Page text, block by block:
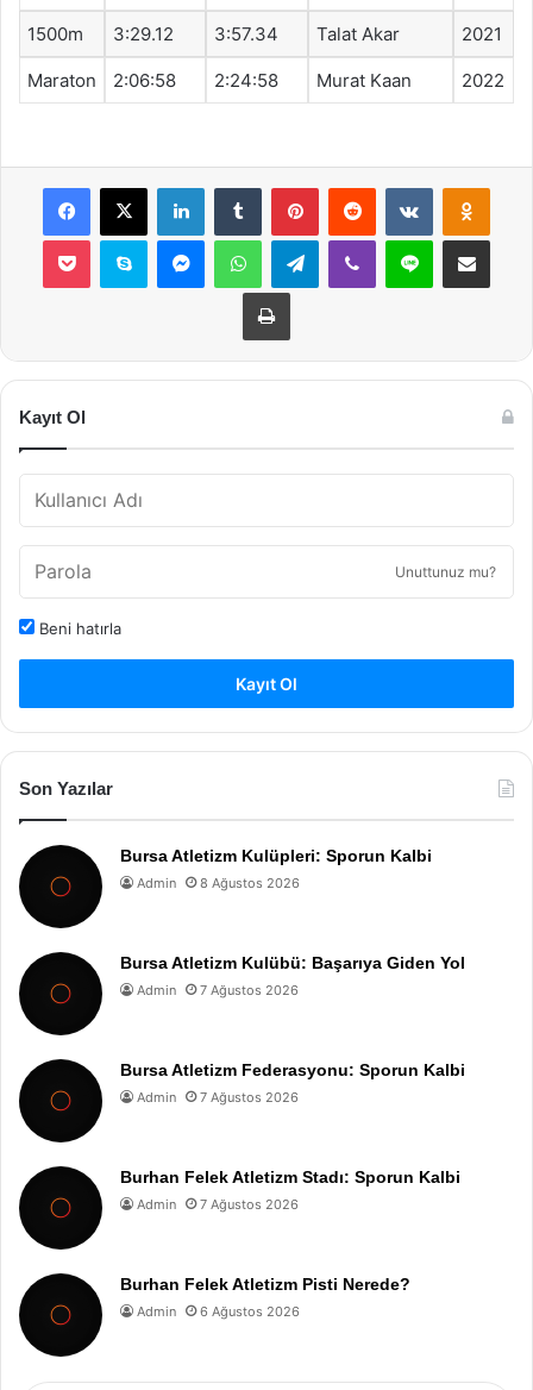
1500m 3:29.12 3:57.34 Talat Akar 2021
Maraton 2:06:58 2:24:58 Murat Kaan 2022
Facebook
X LinkedInTumblr PinterestReddit VKontakte
Pocket Skype MessengerWhatsAppTelegramViber Line E-Posta ile
Yazdır
Kayıt Ol
Unuttunuz mu?
Beni hatırla
Kayıt Ol
Son Yazılar
Bursa Atletizm Kulüpleri: Sporun Kalbi
Admin 8 Ağustos 2026
Bursa Atletizm Kulübü: Başarıya Giden Yol
Admin 7 Ağustos 2026
Bursa Atletizm Federasyonu: Sporun Kalbi
Admin 7 Ağustos 2026
Burhan Felek Atletizm Stadı: Sporun Kalbi
Admin 7 Ağustos 2026
Burhan Felek Atletizm Pisti Nerede?
Admin 6 Ağustos 2026